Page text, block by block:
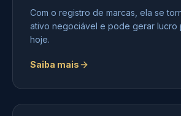
Com o registro de marcas, ela se
ativo negociável e pode gerar lucro
hoje.
Saiba mais